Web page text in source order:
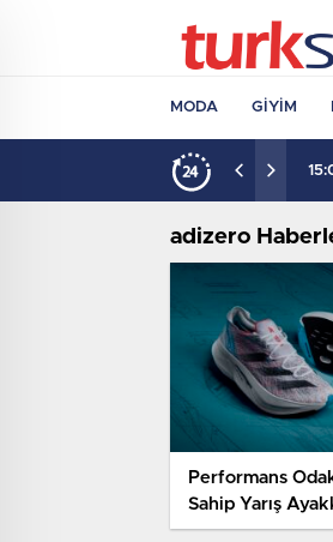
MODA GIYIM
adizero
Performans
Sahip Yarış
“adizero Prime